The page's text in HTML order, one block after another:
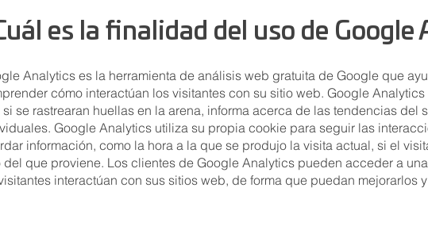
es la finalidad del uso de Google
Analytics es la herramienta de análisis web gratuita de Google que
cómo interactúan los visitantes con su sitio web. Google
si se rastrearan huellas en la arena, informa acerca de las tendencias del
Google Analytics utiliza su propia cookie para seguir las
información, como la hora a la que se produjo la visita actual, si el
del que proviene. Los clientes de Google Analytics pueden acceder a
interactúan con sus sitios web, de forma que puedan mejorarlos